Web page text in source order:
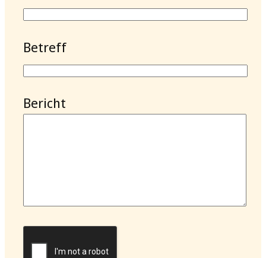
Betreff
Bericht